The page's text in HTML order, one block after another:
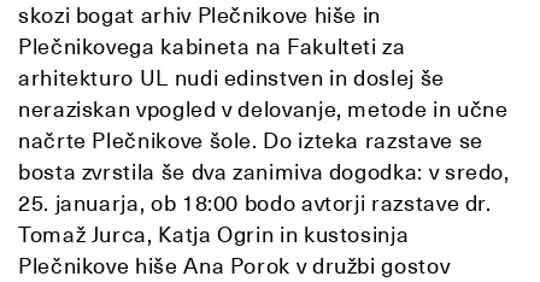
skozi bogat arhiv Plečnikove hiše in
Plečnikovega kabineta na Fakulteti za
arhitekturo UL nudi edinstven in doslej še
neraziskan vpogled v delovanje, metode in učne
načrte Plečnikove šole. Do izteka razstave se
bosta zvrstila še dva zanimiva dogodka: v sredo,
25. januarja, ob 18:00 bodo avtorji razstave dr.
Tomaž Jurca, Katja Ogrin in kustosinja
Plečnikove hiše Ana Porok v družbi gostov